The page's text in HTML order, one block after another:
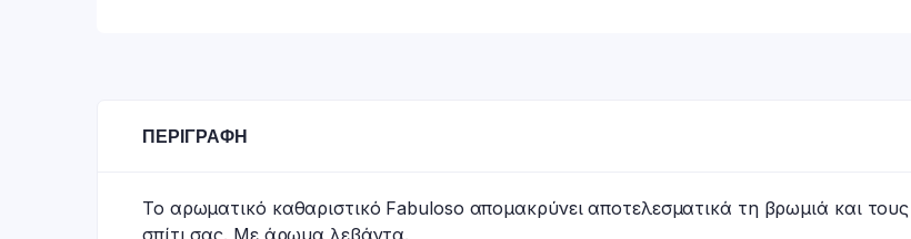
ΠΕΡΙΓΡΑΦΉ
Το αρωματικό καθαριστικό Fabuloso απομακρύνει αποτελεσματικά τη βρωμιά και
σπίτι σας. Με άρωμα λεβάντα.